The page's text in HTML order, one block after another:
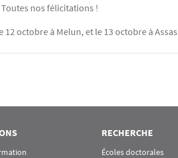
nos félicitations !
octobre à Melun, et le 13 octobre à
RECHERCHE
Écoles doctorales